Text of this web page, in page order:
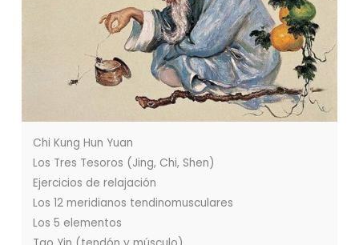
Chi Kung Hun Yuan
Los Tres Tesoros (Jing, Chi, Shen)
Ejercicios de relajación
Los 12 meridianos tendinomusculares
Los 5 elementos